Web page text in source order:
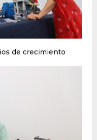
de crecimiento